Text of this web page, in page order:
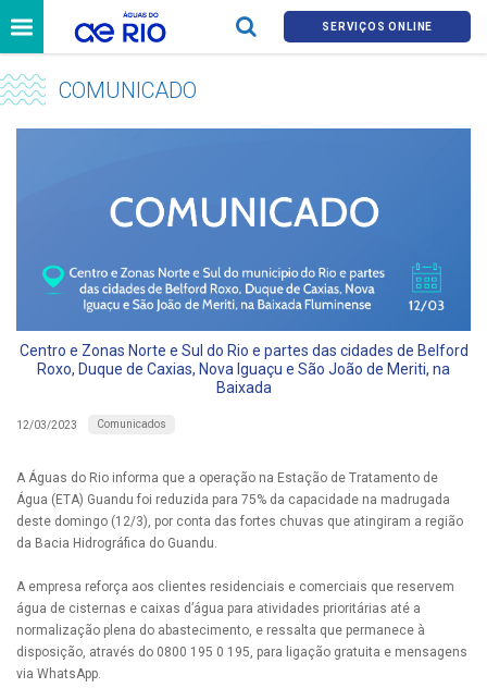
SERVIÇOS ONLINE
COMUNICADO
Centro e Zonas Norte e Sul do Rio e partes das cidades de Belford
Roxo, Duque de Caxias, Nova Iguaçu e São João de Meriti, na
Baixada
12/03/2023 Comunicados
A Águas do Rio informa que a operação na Estação de Tratamento de
Água (ETA) Guandu foi reduzida para 75% da capacidade na madrugada
deste domingo (12/3), por conta das fortes chuvas que atingiram a região
da Bacia Hidrográfica do Guandu.
A empresa reforça aos clientes residenciais e comerciais que reservem
água de cisternas e caixas d’água para atividades prioritárias até a
normalização plena do abastecimento, e ressalta que permanece à
disposição, através do 0800 195 0 195, para ligação gratuita e mensagens
via WhatsApp.